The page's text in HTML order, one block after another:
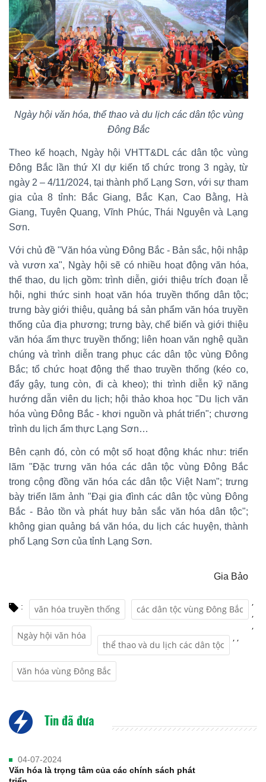
Ngày hội văn hóa, thể thao và du lịch các dân tộc vùng
Đông Bắc
Theo kế hoạch, Ngày hội VHTT&DL các dân tộc vùng
Đông Bắc lần thứ XI dự kiến tổ chức trong 3 ngày, từ
ngày 2 – 4/11/2024, tại thành phố Lạng Sơn, với sự tham
gia của 8 tỉnh: Bắc Giang, Bắc Kạn, Cao Bằng, Hà
Giang, Tuyên Quang, Vĩnh Phúc, Thái Nguyên và Lạng
Sơn.
Với chủ đề "Văn hóa vùng Đông Bắc - Bản sắc, hội nhập
và vươn xa", Ngày hội sẽ có nhiều hoạt động văn hóa,
thể thao, du lịch gồm: trình diễn, giới thiệu trích đoạn lễ
hội, nghi thức sinh hoạt văn hóa truyền thống dân tộc;
trưng bày giới thiệu, quảng bá sản phẩm văn hóa truyền
thống của địa phương; trưng bày, chế biến và giới thiệu
văn hóa ẩm thực truyền thống; liên hoan văn nghệ quần
chúng và trình diễn trang phục các dân tộc vùng Đông
Bắc; tổ chức hoạt động thể thao truyền thống (kéo co,
đẩy gậy, tung còn, đi cà kheo); thi trình diễn kỹ năng
hướng dẫn viên du lịch; hội thảo khoa học "Du lịch văn
hóa vùng Đông Bắc - khơi nguồn và phát triển"; chương
trình du lịch ẩm thực Lạng Sơn…
Bên cạnh đó, còn có một số hoạt động khác như: triển
lãm "Đặc trưng văn hóa các dân tộc vùng Đông Bắc
trong cộng đồng văn hóa các dân tộc Việt Nam"; trưng
bày triển lãm ảnh "Đại gia đình các dân tộc vùng Đông
Bắc - Bảo tồn và phát huy bản sắc văn hóa dân tộc";
không gian quảng bá văn hóa, du lịch các huyện, thành
phố Lạng Sơn của tỉnh Lạng Sơn.
Gia Bảo
: văn hóa truyền thống
,
các dân tộc vùng Đông Bắc
,
Ngày hội văn hóa
,
thể thao và du lịch các dân tộc
,
Văn hóa vùng Đông Bắc
,
Tin đã đưa
04-07-2024
Văn hóa là trọng tâm của các chính sách phát